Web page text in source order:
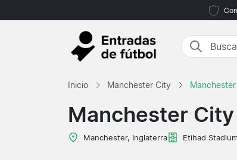
Inicio Manchester City
Manchester
Manchester, Inglaterra Etihad